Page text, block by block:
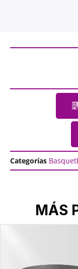
Categorías
MÁS